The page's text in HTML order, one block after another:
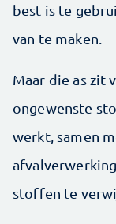
best is te
van te maken.
Maar die as zit
ongewenste
werkt, samen
stoffen te